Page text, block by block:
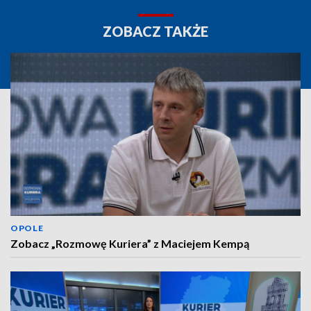
ZOBACZ TAKŻE
OPOLE
Zobacz „Rozmowę Kuriera” z Maciejem Kempą